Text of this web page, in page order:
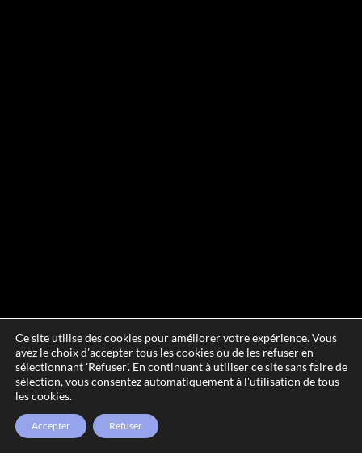
Ce site utilise des cookies pour améliorer votre expérience. Vous
avez le choix d'accepter tous les cookies ou de les refuser en
sélectionnant 'Refuser'. En continuant à utiliser ce site sans faire de
sélection, vous consentez automatiquement à l'utilisation de tous
les cookies.
Accepter Refuser